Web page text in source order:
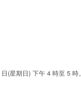
(星期日) 下午 4 時至 5 時。